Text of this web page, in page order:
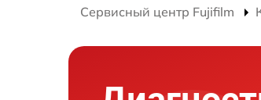
Сервисный центр Fujifilm